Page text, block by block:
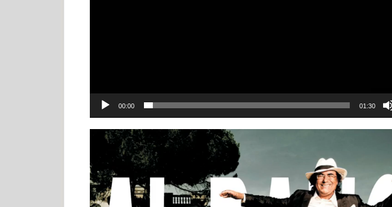
00:00 01:30
Tocador
vídeo